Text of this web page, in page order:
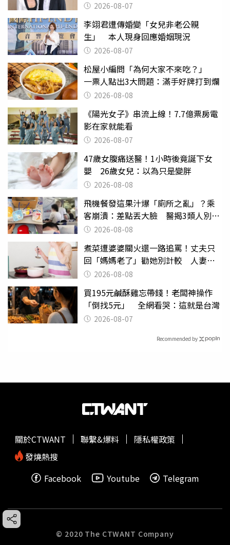
2026-08-07
李翊君遭傳婚變「女兒非老公親
生」 本人現身回應婚姻現況
2026-08-07
松屋小編問「為何大家不來吃？」
一票人點出3大問題：滿手好牌打到爛
2026-08-08
《陽光女子》串流上線！7.7億票房電
影在家就能看
2026-08-07
47歲女腹痛送醫！1小時後竟誕下女
嬰 26歲女兒：以為只是變胖
2026-08-08
飛機餐發這果汁爆「廁所之亂」？乘
客崩潰：差點丟大臉 醫揭3類人別亂
喝 2026-08-08
煮菜遭婆婆關火還一路追罵！丈夫只
回「媽媽老了」勸她別計較 人妻超
崩潰：我像台傭
2026-08-08
買195元鹹酥雞忘帶錢！老闆神操作
「倒找5元」 全網看哭：這就是台灣
2026-08-07
Recommended by
關於CTWANT 聯繫&爆料
隱私權政策
發燒熱搜
Facebook
Youtube Telegram
© 2020 The CTWANT Company